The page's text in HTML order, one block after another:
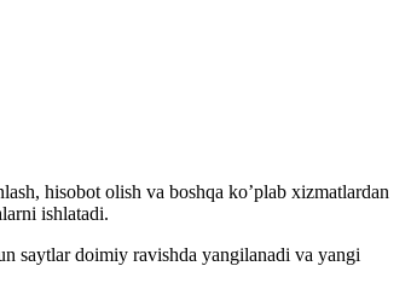
hisobot olish va boshqa ko’plab xizmatlardan
ishlatadi.
saytlar doimiy ravishda yangilanadi va yangi